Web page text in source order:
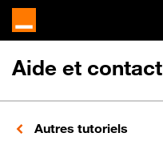
Aide et contact
Autres tutoriels